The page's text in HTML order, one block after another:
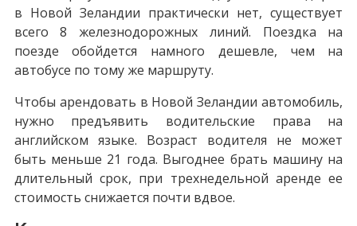
в Новой Зеландии практически нет, существует
всего 8 железнодорожных линий. Поездка на
поезде обойдется намного дешевле, чем на
автобусе по тому же маршруту.
Чтобы арендовать в Новой Зеландии автомобиль,
нужно предъявить водительские права на
английском языке. Возраст водителя не может
быть меньше 21 года. Выгоднее брать машину на
длительный срок, при трехнедельной аренде ее
стоимость снижается почти вдвое.